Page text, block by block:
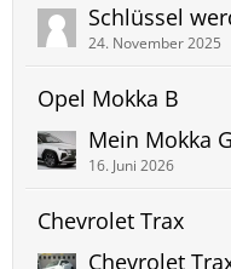
Schlüssel
24. November 2025
Opel Mokka B
Mein Mokka
16. Juni 2026
Chevrolet Trax
Chevrolet